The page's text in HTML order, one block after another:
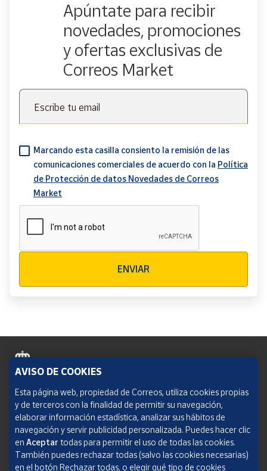
Apúntate para recibir
novedades, promociones
y ofertas exclusivas de
Correos Market
Escribe tu email
Marcando esta casilla consiento la remisión de las
comunicaciones comerciales de acuerdo con la Política
de Protección de datos Novedades de Correos
Market
ENVIAR
Política de cookies
Aviso legal
Condiciones del servicio
Política de Privacidad Web
AVISO DE COOKIES
Esta página web, propiedad de Correos, utiliza cookies propias
y de terceros con la finalidad de permitir su navegación,
elaborar información estadística, analizar sus hábitos de
navegación y servir publicidad personalizada. Puedes hacer clic
en Aceptar todas para permitir el uso de todas las cookies.
También puedes rechazar todas (salvo las cookies necesarias)
en el botón Rechazar todas, o elegir qué tipo de cookies